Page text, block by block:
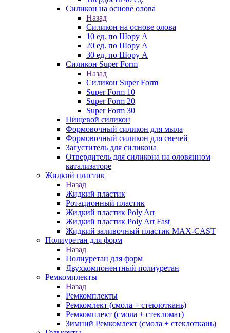
Силикон на основе олова
Назад
Силикон на основе олова
10 ед. по Шору А
20 ед. по Шору А
30 ед. по Шору А
Силикон Super Form
Назад
Силикон Super Form
Super Form 10
Super Form 20
Super Form 30
Пищевой силикон
Формовочный силикон для мыла
Формовочный силикон для свечей
Загуститель для силикона
Отвердитель для силикона на оловянном
катализаторе
Жидкий пластик
Назад
Жидкий пластик
Ротационный пластик
Жидкий пластик Poly Art
Жидкий пластик Poly Art Fast
Жидкий заливочный пластик MAX-CAST
Полиуретан для форм
Назад
Полиуретан для форм
Двухкомпонентный полиуретан
Ремкомплекты
Назад
Ремкомплекты
Ремкомлект (смола + стеклоткань)
Ремкомплект (смола + стекломат)
Зимний Ремкомлект (смола + стеклоткань)